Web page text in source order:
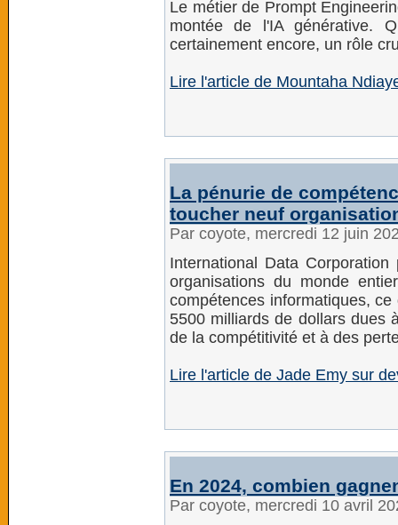
Le métier de Prompt
montée de l'IA générative.
certainement encore, un rôle
Lire l'article de Mountaha
La pénurie de
toucher neuf
Par coyote, mercredi 12 juin
International Data
organisations du monde
compétences informatiques,
5500 milliards de dollars dues
de la compétitivité et à des
Lire l'article de Jade Emy sur
En 2024, combien
Par coyote, mercredi 10 avril